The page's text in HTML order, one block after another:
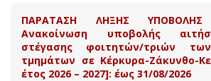
ΠΑΡΑΤΑΣΗ ΛΗΞΗΣ
Ανακοίνωση υποβολής
στέγασης φοιτητών/τριών
τμημάτων σε Κέρκυρα-Ζάκυνθο-
έτος 2026 – 2027]: έως 31/08/2026